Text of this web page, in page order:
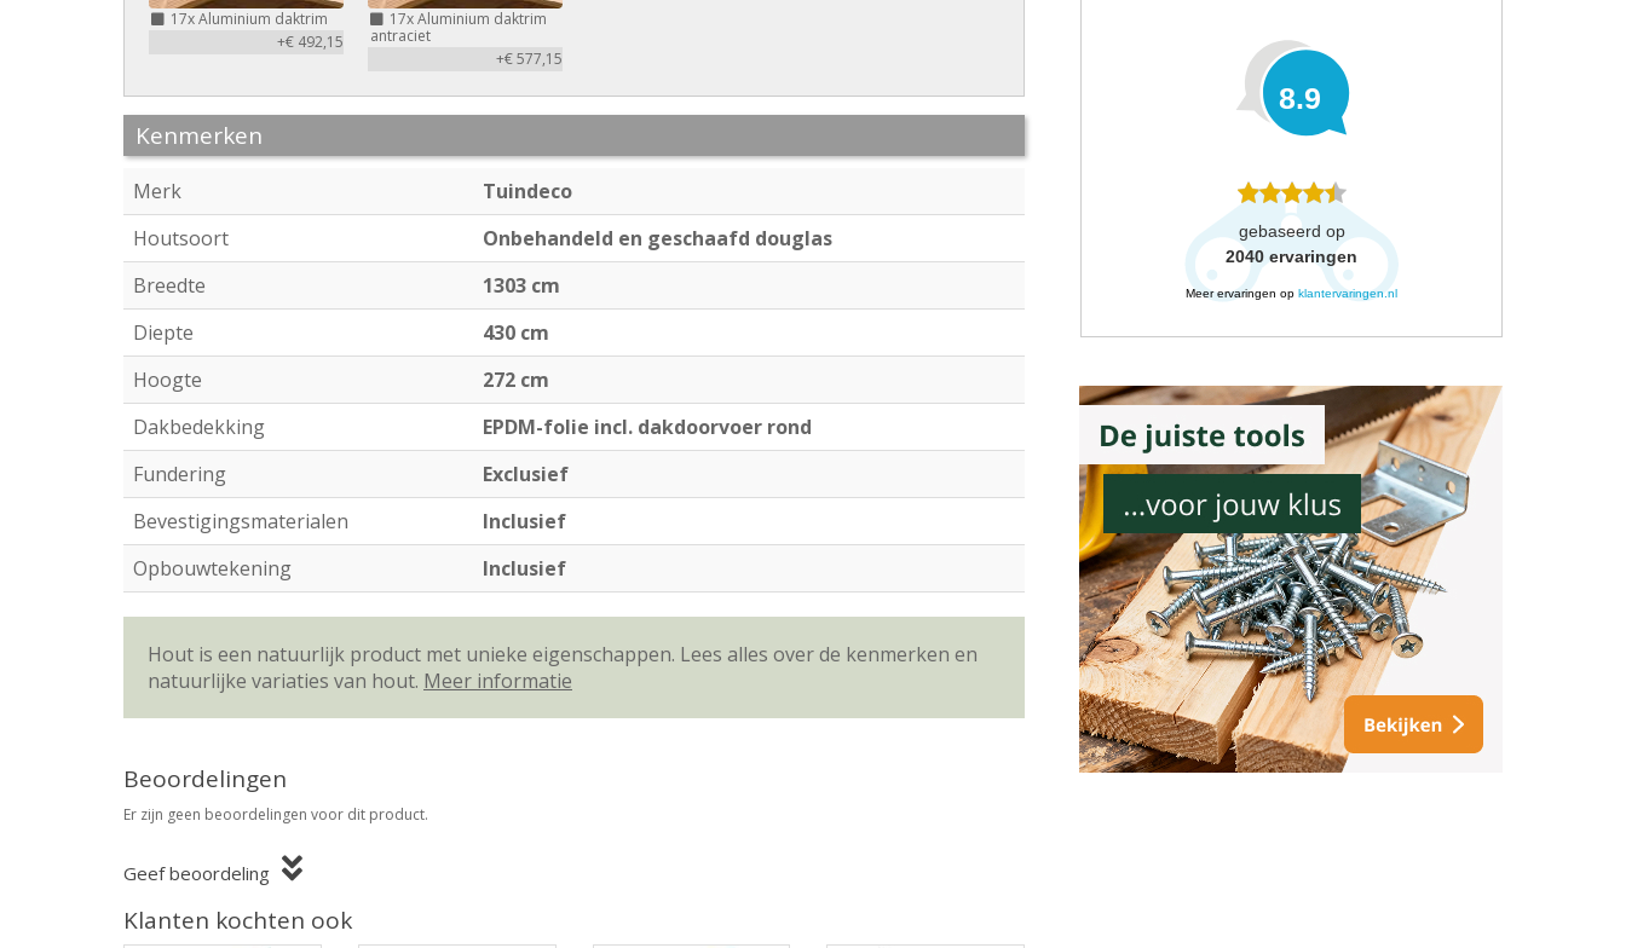
17xAluminium daktrim
+€ 492,15
17xAluminium daktrim
antraciet
+€ 577,15
Kenmerken
Merk
Tuindeco
Houtsoort
Onbehandeld en geschaafd douglas
Breedte
1303 cm
Diepte
430 cm
Hoogte
272 cm
Dakbedekking
EPDM-folie incl. dakdoorvoer rond
Fundering
Exclusief
Bevestigingsmaterialen
Inclusief
Opbouwtekening
Inclusief
Hout is een natuurlijk product met unieke eigenschappen. Lees alles over de kenmerken en
natuurlijke variaties van hout. Meer informatie
Beoordelingen
Er zijn geen beoordelingen voor dit product.
Geef beoordeling
Klanten kochten ook
8.9
gebaseerd op
2040 ervaringen
Meer ervaringen op klantervaringen.nl